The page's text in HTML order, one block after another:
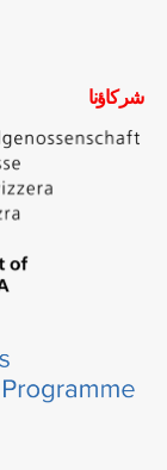
شركاؤنا